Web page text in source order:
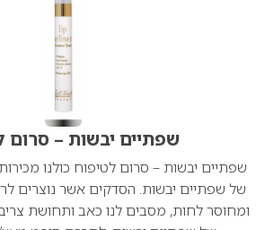
שפתיים יבשות – סרום
שפתיים יבשות – סרום לטיפוח כולנו
של שפתיים יבשות. הסדקים אשר נוצרים
ומחוסר לחות, מסבים לנו כאב ותחושת